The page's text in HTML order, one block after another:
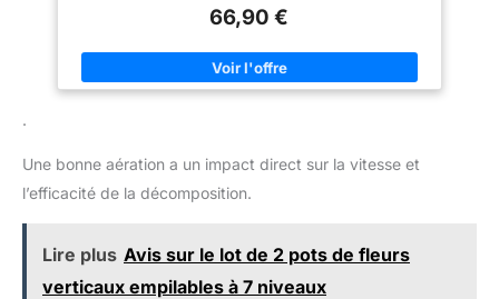
robuste pour toutes les saisons
en acier thermolaqué, ce bac à
compost résiste à la rouille, aux
rayons du soleil et aux
d'accélérer la maturation, fermentation de votre compost. Vous
mois. BASE EN ACIER : Une base robuste pour ce composteur
de jardin, assurant sa stabilité avec le contenu intérieur et
pendant sa manipulation VENTILATION OPTIMALE : 24 trous
Capacité : 130L.
66,90 €
.
Une bonne aération a un impact direct sur la vitesse et
l’efficacité de la décomposition.
Lire plus Avis sur le lot de 2 pots de fleurs
verticaux empilables à 7 niveaux